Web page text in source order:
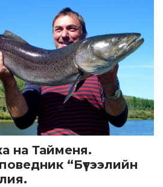
на Тайменя.
“Бүтээлийн